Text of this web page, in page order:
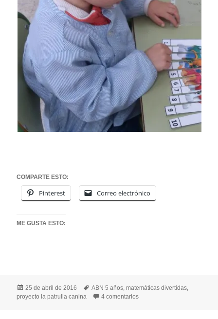
COMPARTE ESTO:
Pinterest Correo electrónico
ME GUSTA ESTO:
Publicado
el
25 de abril de 2016 Etiquetas
ABN 5 años,matemáticas divertidas,
proyecto la patrulla canina
4 comentariosen PUZZLES NUMÉRICOS